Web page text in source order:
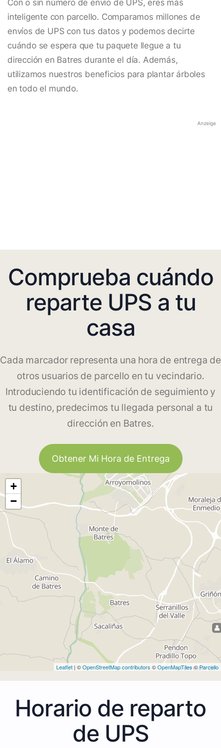
Con o sin número de envío de UPS, eres más
inteligente con parcello. Comparamos millones de
envíos de UPS con tus datos y podemos decirte
cuándo se espera que tu paquete llegue a tu
dirección en Batres durante el día. Además,
utilizamos nuestros beneficios para plantar árboles
en todo el mundo.
Anzeige
Comprueba cuándo
reparte UPS a tu
casa
Cada marcador representa una hora de entrega de
otros usuarios de parcello en tu vecindario.
Introduciendo tu identificación de seguimiento y
tu destino, predecimos tu llegada personal a tu
dirección en Batres.
Obtener Mi Hora de Entrega
+
−
Leaflet | ©OpenStreetMap contributors ©OpenMapTiles©Parcello
Horario de reparto
de UPS